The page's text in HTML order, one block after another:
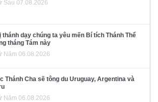
Sáu 07.08.2026
thánh dạy chúng ta yêu mến Bí tích Thánh Thể
tháng Tám này
Năm 06.08.2026
Thánh Cha sẽ tông du Uruguay, Argentina và
Năm 06.08.2026